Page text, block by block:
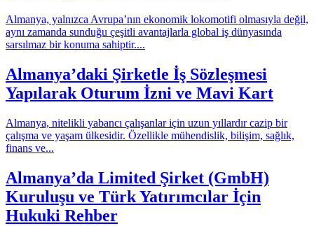
Almanya, yalnızca Avrupa’nın ekonomik lokomotifi olmasıyla değil,
aynı zamanda sunduğu çeşitli avantajlarla global iş dünyasında
sarsılmaz bir konuma sahiptir....
Almanya’daki Şirketle İş Sözleşmesi
Yapılarak Oturum İzni ve Mavi Kart
Almanya, nitelikli yabancı çalışanlar için uzun yıllardır cazip bir
çalışma ve yaşam ülkesidir. Özellikle mühendislik, bilişim, sağlık,
finans ve...
Almanya’da Limited Şirket (GmbH)
Kuruluşu ve Türk Yatırımcılar İçin
Hukuki Rehber